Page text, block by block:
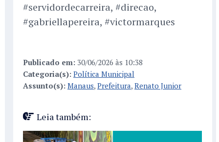
#servidordecarreira, #direcao,
#gabriellapereira, #victormarques
Publicado em: 30/06/2026 às 10:38
Categoria(s): Política Municipal
Assunto(s): Manaus, Prefeitura, Renato Junior
Leia também: